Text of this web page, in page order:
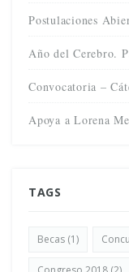
Postulaciones
Año del Cerebro.
Convocatoria –
Apoya a Lorena
TAGS
Becas (1)